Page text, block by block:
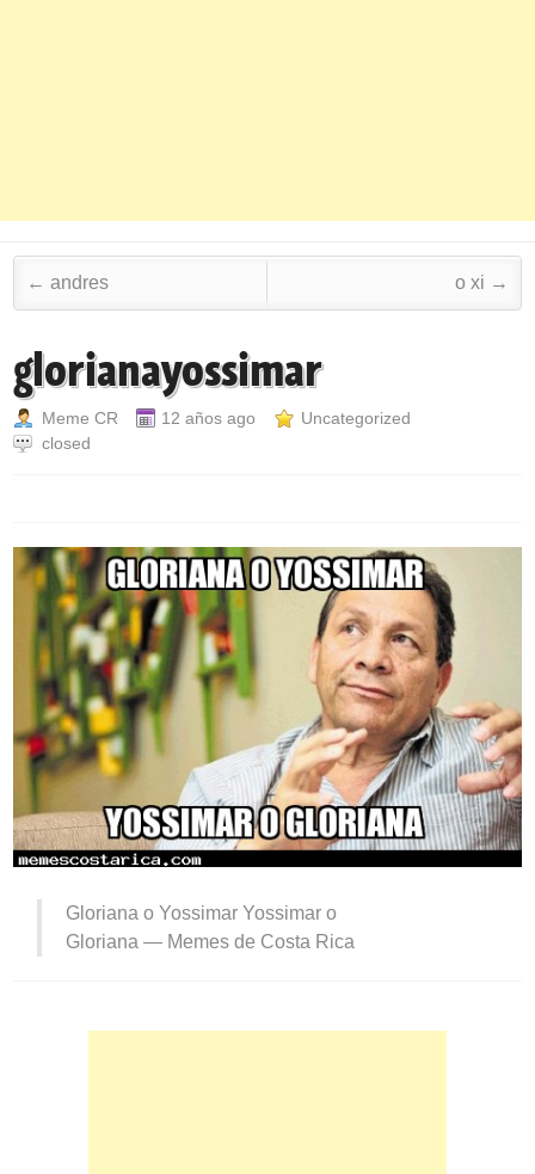
Post navigation
← andres o xi →
glorianayossimar
Meme CR 12 años ago
Uncategorized
closed
Gloriana o Yossimar Yossimar o
Gloriana — Memes de Costa Rica